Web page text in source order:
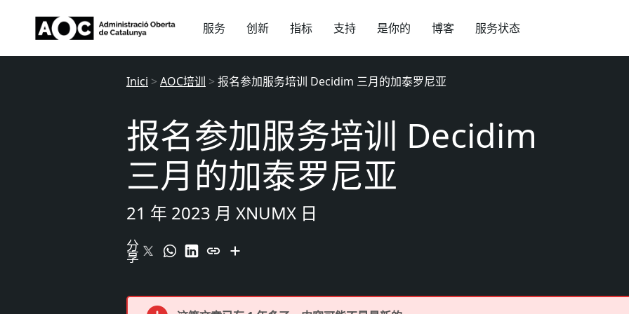
服务 创新 指标 支持 是你的 博客 服务状态
Inici >AOC培训 >报名参加服务培训 Decidim 三月的加泰罗尼亚
报名参加服务培训 Decidim
三月的加泰罗尼亚
21 年 2023 月 XNUMX 日
分
享